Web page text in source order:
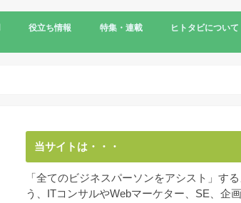
役立ち情報 特集・連載
情報セキュリティマネジメント試験
ヒトタビについて
当サイトは・・・
「全てのビジネスパーソンをアシスト」する
う、ITコンサルやWebマーケター、SE、企